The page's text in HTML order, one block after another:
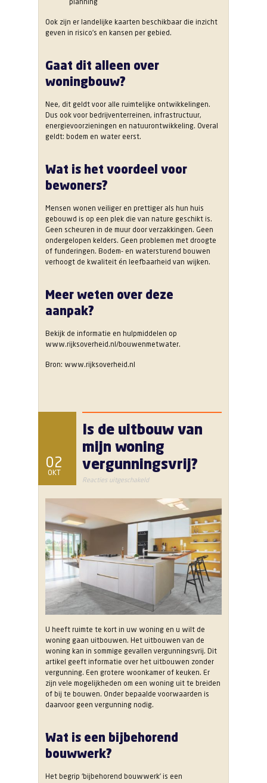
Ook zijn er landelijke kaarten beschikbaar die inzicht
geven in risico’s en kansen per gebied.
Gaat dit alleen over
woningbouw?
Nee, dit geldt voor alle ruimtelijke ontwikkelingen.
Dus ook voor bedrijventerreinen, infrastructuur,
energievoorzieningen en natuurontwikkeling. Overal
geldt: bodem en water eerst.
Wat is het voordeel voor
bewoners?
Mensen wonen veiliger en prettiger als hun huis
gebouwd is op een plek die van nature geschikt is.
Geen scheuren in de muur door verzakkingen. Geen
ondergelopen kelders. Geen problemen met droogte
of funderingen. Bodem- en watersturend bouwen
verhoogt de kwaliteit én leefbaarheid van wijken.
Meer weten over deze
aanpak?
Bekijk de informatie en hulpmiddelen op
www.rijksoverheid.nl/bouwenmetwater.
Bron: www.rijksoverheid.nl
02
OKT
Is de uitbouw van
mijn woning
vergunningsvrij?
Reacties uitgeschakeldvoor
uitbouw
van
woning
vergunningsvrij?
U heeft ruimte te kort in uw woning en u wilt de
woning gaan uitbouwen. Het uitbouwen van de
woning kan in sommige gevallen vergunningsvrij. Dit
artikel geeft informatie over het uitbouwen zonder
vergunning. Een grotere woonkamer of keuken. Er
zijn vele mogelijkheden om een woning uit te breiden
of bij te bouwen. Onder bepaalde voorwaarden is
daarvoor geen vergunning nodig.
Wat is een bijbehorend
bouwwerk?
Het begrip ‘bijbehorend bouwwerk’ is een